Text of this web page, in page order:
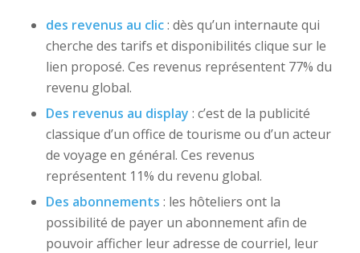
des revenus au clic: dès qu’un internaute qui
cherche des tarifs et disponibilités clique sur le
lien proposé. Ces revenus représentent 77% du
revenu global.
Des revenus au display : c’est de la publicité
classique d’un office de tourisme ou d’un acteur
de voyage en général. Ces revenus
représentent 11% du revenu global.
Des abonnements : les hôteliers ont la
possibilité de payer un abonnement afin de
pouvoir afficher leur adresse de courriel, leur